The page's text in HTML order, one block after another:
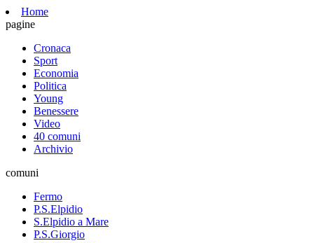
Home
pagine
Cronaca
Sport
Economia
Politica
Young
Benessere
Video
40 comuni
Archivio
comuni
Fermo
P.S.Elpidio
S.Elpidio a Mare
P.S.Giorgio